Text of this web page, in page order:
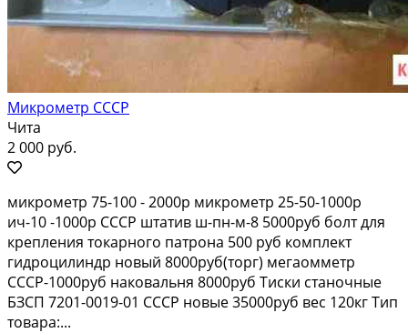
Микрометр СССР
Чита
2 000 руб.
микрометр 75-100 - 2000р микрометр 25-50-1000р
ич-10 -1000р СССР штатив ш-пн-м-8 5000руб болт для
крепления токарного патрона 500 руб комплект
гидроцилиндр новый 8000руб(торг) мегаомметр
СССР-1000руб наковальня 8000руб Тиски станочные
БЗСП 7201-0019-01 СССР новые 35000руб вес 120кг Тип
товара:...